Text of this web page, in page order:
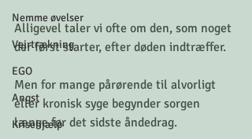
Nemme øvelser
Vejrtrækning
EGO
Angst
Krisehjælp
Alligevel taler vi ofte om den, som noget
der først starter, efter døden indtræffer.
Men for mange pårørende til alvorligt
eller kronisk syge begynder sorgen
længe før det sidste åndedrag.